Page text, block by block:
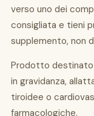
verso uno dei
consigliata e tieni
supplemento, non
Prodotto destinato
in gravidanza,
tiroidee o
farmacologiche.